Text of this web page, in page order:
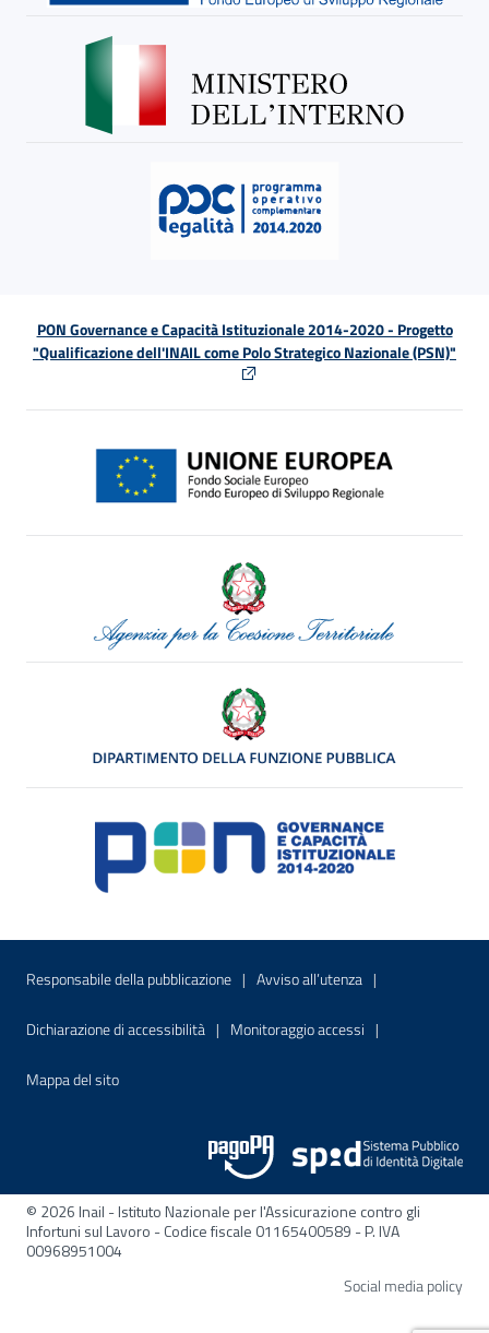
PON Governance e Capacità Istituzionale 2014-2020 - Progetto
"Qualificazione dell'INAIL come Polo Strategico Nazionale (PSN)"
Menu di servizio
Responsabile della pubblicazione Sito interno - Apre in una nuova
Avviso all’utenza Sito interno -
Dichiarazione di accessibilità Sito interno - Apre in una nuova finestra
Monitoraggio accessi Sito interno -
Mappa del sitoSito interno - Apre nella stessa finestra
© 2026 Inail - Istituto Nazionale per l'Assicurazione contro gli
Infortuni sul Lavoro - Codice fiscale 01165400589 - P. IVA
00968951004
Social media policy